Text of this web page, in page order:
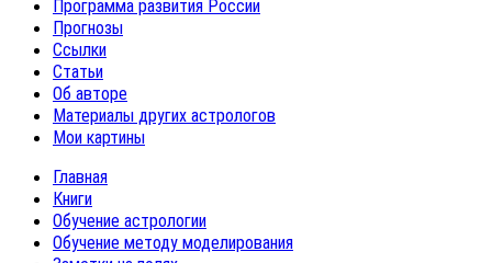
Программа развития России
Прогнозы
Ссылки
Статьи
Об авторе
Материалы других астрологов
Мои картины
Главная
Книги
Обучение астрологии
Обучение методу моделирования